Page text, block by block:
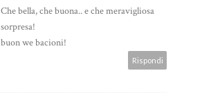
Che bella, che buona.. e che meravigliosa
sorpresa!
buon we bacioni!
Rispondi